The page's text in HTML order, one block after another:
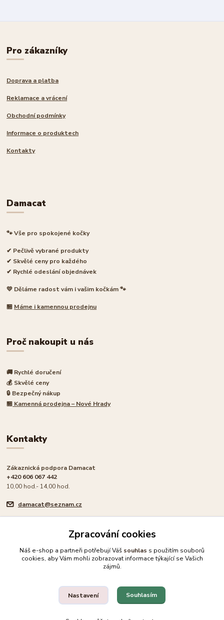
Pro zákazníky
Doprava a platba
Reklamace a vrácení
Obchodní podmínky
Informace o produktech
Kontakty
Damacat
🐾 Vše pro spokojené kočky
✔ Pečlivě vybrané produkty
✔ Skvělé ceny pro každého
✔ Rychlé odeslání objednávek
💛 Děláme radost vám i vašim kočkám 🐾
🏪 Máme i kamennou prodejnu
Proč nakoupit u nás
🚚 Rychlé doručení
💰 Skvělé ceny
🔒 Bezpečný nákup
🏪 Kamenná prodejna – Nové Hrady
Kontakty
Zákaznická podpora Damacat
+420 606 067 442
10,00 hod.- 14,00 hod.
damacat@seznam.cz
🐾 Rodinný e-shop pro milovníky koček
Upravit sběr cookies.
Zpracování cookies
Náš e-shop a partneři potřebují Váš souhlas s použitím souborů
cookies, aby Vám mohli zobrazovat informace týkající se Vašich
zájmů.
Nastavení Souhlasím